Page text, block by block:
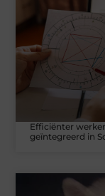
Efficiënter
geïntegreerd in